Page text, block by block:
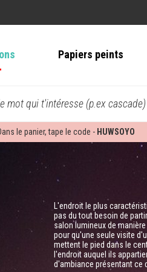
Papiers peints
mot qui t'intéresse (p.ex cascade)
le panier, tape le code - HUWSOYO
L'endroit le plus
pas du tout besoin de
salon lumineux de
pour qu'une seule visite
mettent le pied dans le
l'endroit auquel ils
d'ambiance présentant ce